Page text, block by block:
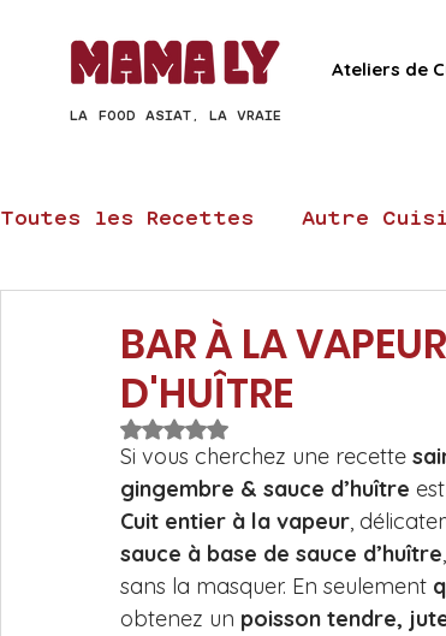
LA FOOD ASIAT, LA VRAIE
Ateliers de
Toutes les Recettes Autre
Recettes express
Recettes Raviolis et Dim Sum
BAR À LA
D'HUÎTRE
Noté NaN étoiles sur 5.
Si vous cherchez une recette
gingembre & sauce d’huître
Cuit entier à la vapeur,
sauce à base de sauce d’huître
sans la masquer. En seulement
obtenez un poisson tendre,